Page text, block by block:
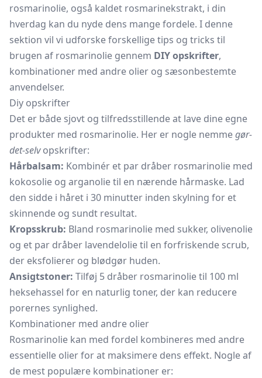
rosmarinolie, også kaldet rosmarinekstrakt, i din
hverdag kan du nyde dens mange fordele. I denne
sektion vil vi udforske forskellige tips og tricks til
brugen af rosmarinolie gennem DIY opskrifter,
kombinationer med andre olier og sæsonbestemte
anvendelser.
Diy opskrifter
Det er både sjovt og tilfredsstillende at lave dine egne
produkter med rosmarinolie. Her er nogle nemmegør-
det-selvopskrifter:
Hårbalsam: Kombinér et par dråber rosmarinolie med
kokosolie og arganolie til en nærende hårmaske. Lad
den sidde i håret i 30 minutter inden skylning for et
skinnende og sundt resultat.
Kropsskrub: Bland rosmarinolie med sukker, olivenolie
og et par dråber lavendelolie til en forfriskende scrub,
der eksfolierer og blødgør huden.
Ansigtstoner: Tilføj 5 dråber rosmarinolie til 100 ml
heksehassel for en naturlig toner, der kan reducere
porernes synlighed.
Kombinationer med andre olier
Rosmarinolie kan med fordel kombineres med andre
essentielle olier for at maksimere dens effekt. Nogle af
de mest populære kombinationer er: